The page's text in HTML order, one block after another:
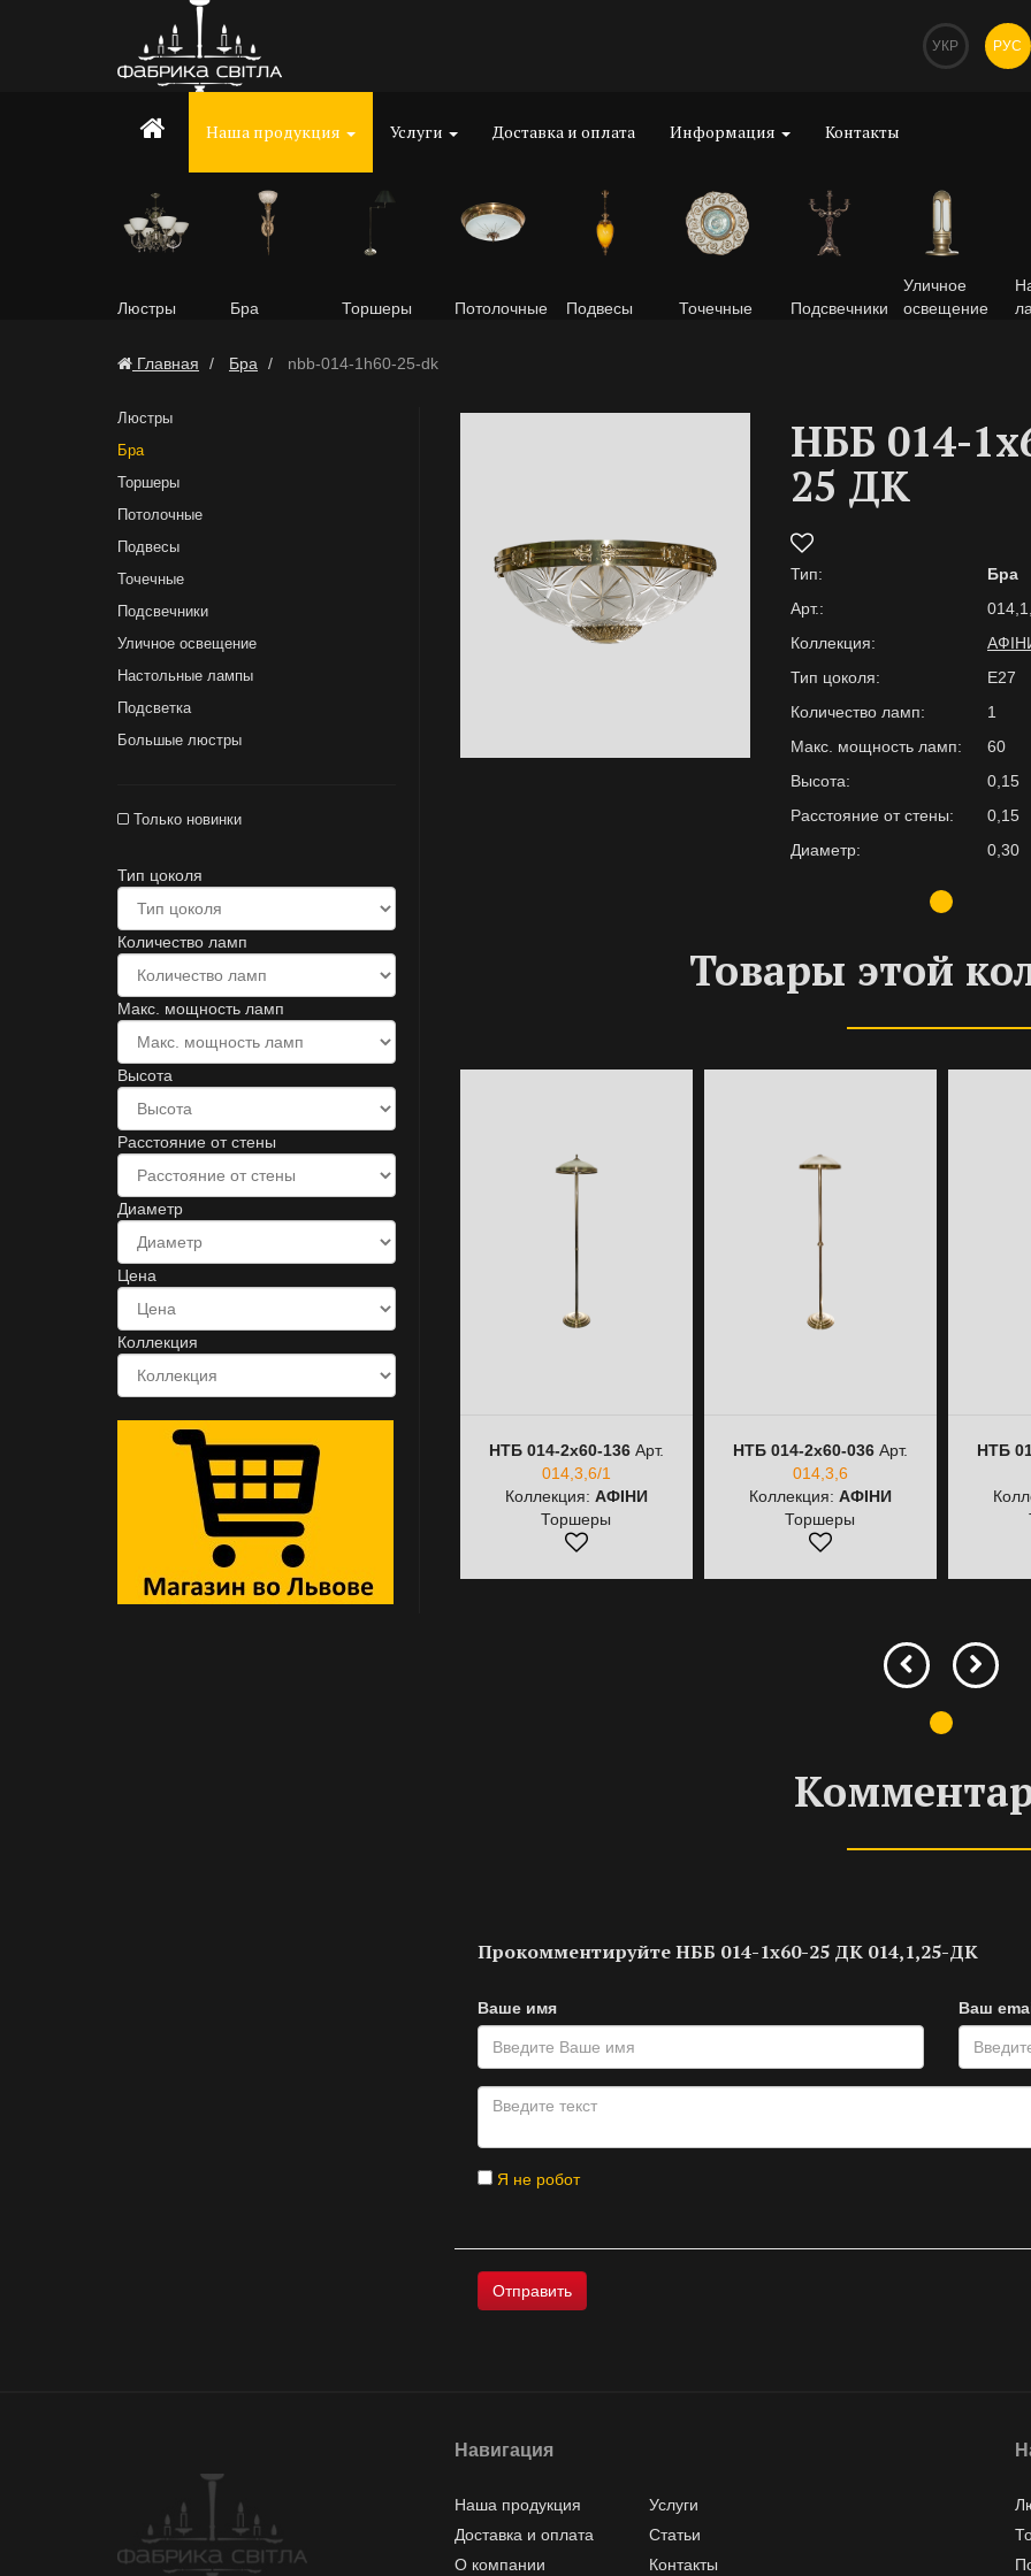
УКР РУС
Наша продукция Услуги Доставка и оплата Информация Контакты
Люстры Бра Торшеры Потолочные Подвесы Точечные Подсвечники
Уличное
освещение
Главная Бра nbb-014-1h60-25-dk
Люстры
Бра
Торшеры
Потолочные
Подвесы
Точечные
Подсвечники
Уличное освещение
Настольные лампы
Подсветка
Большые люстры
Только новинки
Тип цоколя
Количество ламп
Макс. мощность ламп
Высота
Расстояние от стены
Диаметр
Цена
Коллекция
НББ 014-
25 ДК
Тип:
Бра
Арт.:
Коллекция:
Тип цоколя:
Е27
Количество ламп:
1
Макс. мощность ламп:
60
Высота:
0,15
Расстояние от стены:
0,15
Диаметр:
0,30
Товары этой
НТБ 014-2х60-136Арт.
014,3,6/1
Коллекция: АФІНИ
Торшеры
НТБ 014-2х60-036Арт.
014,3,6
Коллекция: АФІНИ
Торшеры
НТБ
Прокомментируйте НББ 014-1х60-25 ДК 014,1,25-ДК
Ваше имя Ваш
Я не робот
Навигация
Наша продукция
Услуги
Доставка и оплата
Статьи
О компании
Контакты